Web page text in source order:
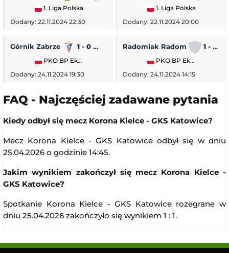
1. Liga Polska
Dodany: 22.11.2024 22:30
1. Liga Polska
Dodany: 22.11.2024 20:00
Górnik Zabrze 1 - 0 Piast Gliwice
PKO BP Ekstraklasa
Dodany: 24.11.2024 19:30
Radomiak Radom 1 - 2
PKO BP Ekstraklasa
Dodany: 24.11.2024 14:15
FAQ - Najczęściej zadawane pytania
Kiedy odbył się mecz Korona Kielce - GKS Katowice?
Mecz Korona Kielce - GKS Katowice odbył się w dniu
25.04.2026 o godzinie 14:45.
Jakim wynikiem zakończył się mecz Korona Kielce -
GKS Katowice?
Spotkanie Korona Kielce - GKS Katowice rozegrane w
dniu 25.04.2026 zakończyło się wynikiem 1 : 1.